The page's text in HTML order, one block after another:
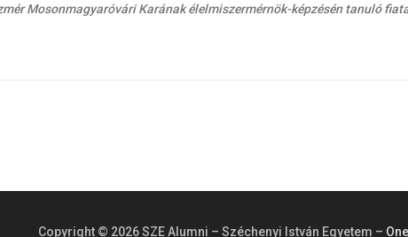
Mosonmagyaróvári Karának élelmiszermérnök-képzésén tanuló
Copyright © 2026 SZE Alumni – Széchenyi István Egyetem –